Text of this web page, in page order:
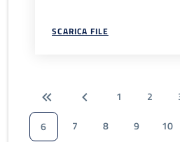
SCARICA FILE
1 2
6
7 8 9 10